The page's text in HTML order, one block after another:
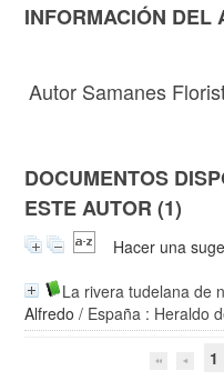
INFORMACIÓN DEL
Autor Samanes
DOCUMENTOS
ESTE AUTOR (1)
Hacer una
La rivera tudelana de
Alfredo / España : Heraldo
1